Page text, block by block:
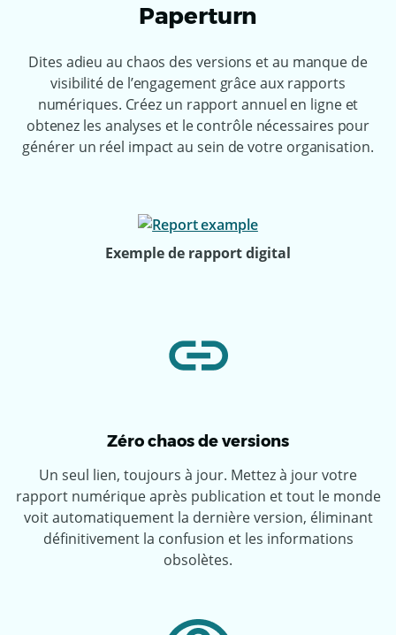
Paperturn
Dites adieu au chaos des versions et au manque de
visibilité de l’engagement grâce aux rapports
numériques. Créez un rapport annuel en ligne et
obtenez les analyses et le contrôle nécessaires pour
générer un réel impact au sein de votre organisation.
Exemple de rapport digital
Zéro chaos de versions
Un seul lien, toujours à jour. Mettez à jour votre
rapport numérique après publication et tout le monde
voit automatiquement la dernière version, éliminant
définitivement la confusion et les informations
obsolètes.